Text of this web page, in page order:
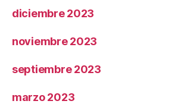
diciembre 2023
noviembre 2023
septiembre 2023
marzo 2023